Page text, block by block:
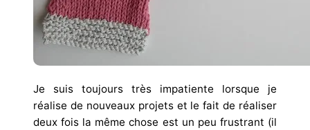
Je suis toujours très impatiente lorsque je
réalise de nouveaux projets et le fait de réaliser
deux fois la même chose est un peu frustrant (il